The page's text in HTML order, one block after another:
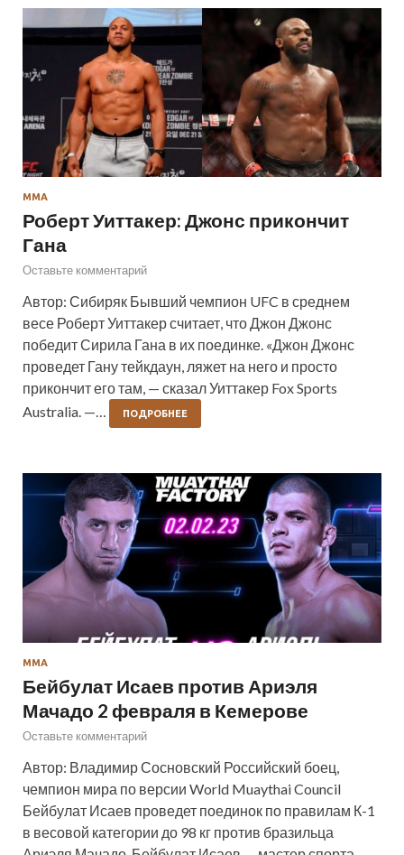
ММА
Роберт Уиттакер: Джонс прикончит
Гана
Оставьте комментарий
Автор: Сибиряк Бывший чемпион UFC в среднем
весе Роберт Уиттакер считает, что Джон Джонс
победит Сирила Гана в их поединке. «Джон Джонс
проведет Гану тейкдаун, ляжет на него и просто
прикончит его там, — сказал Уиттакер Fox Sports
Australia. —…
ПОДРОБНЕЕ
ММА
Бейбулат Исаев против Ариэля
Мачадо 2 февраля в Кемерове
Оставьте комментарий
Автор: Владимир Сосновский Российский боец,
чемпион мира по версии World Muaythai Council
Бейбулат Исаев проведет поединок по правилам К-1
в весовой категории до 98 кг против бразильца